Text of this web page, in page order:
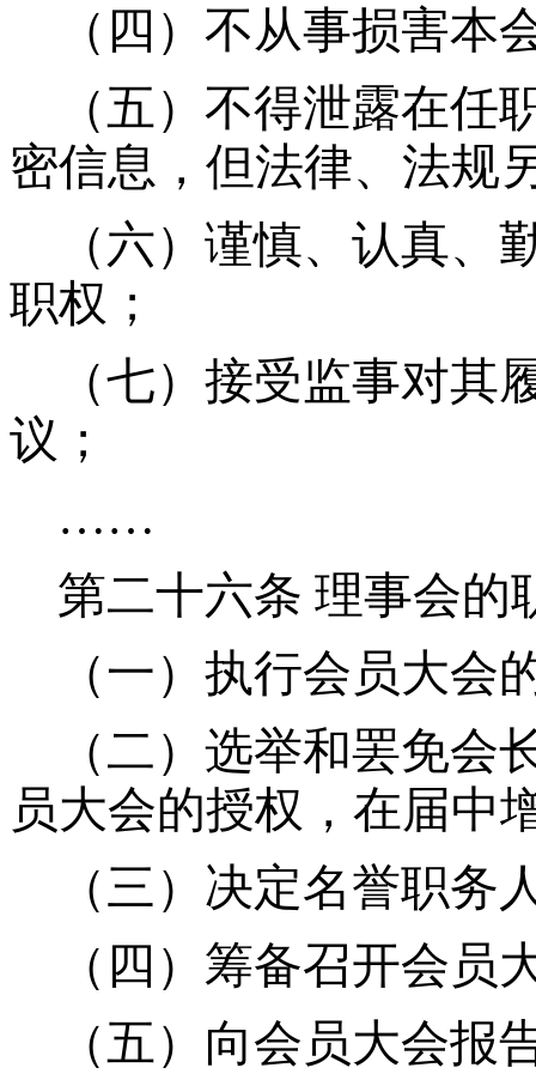
（四）不从事损害本
（五）不得泄露在任
密信息，但法律、法规
（六）谨慎、认真、
职权；
（七）接受监事对其
议；
……
第二十六条 理事会的
（一）执行会员大会
（二）选举和罢免会
员大会的授权，在届中
（三）决定名誉职务
（四）筹备召开会员
（五）向会员大会报